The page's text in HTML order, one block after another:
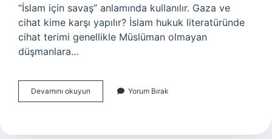
“İslam için savaş” anlamında kullanılır. Gaza ve
cihat kime karşı yapılır? İslam hukuk literatüründe
cihat terimi genellikle Müslüman olmayan
düşmanlara…
Devamını okuyun
Ve
Anlama
Yorum Bırak